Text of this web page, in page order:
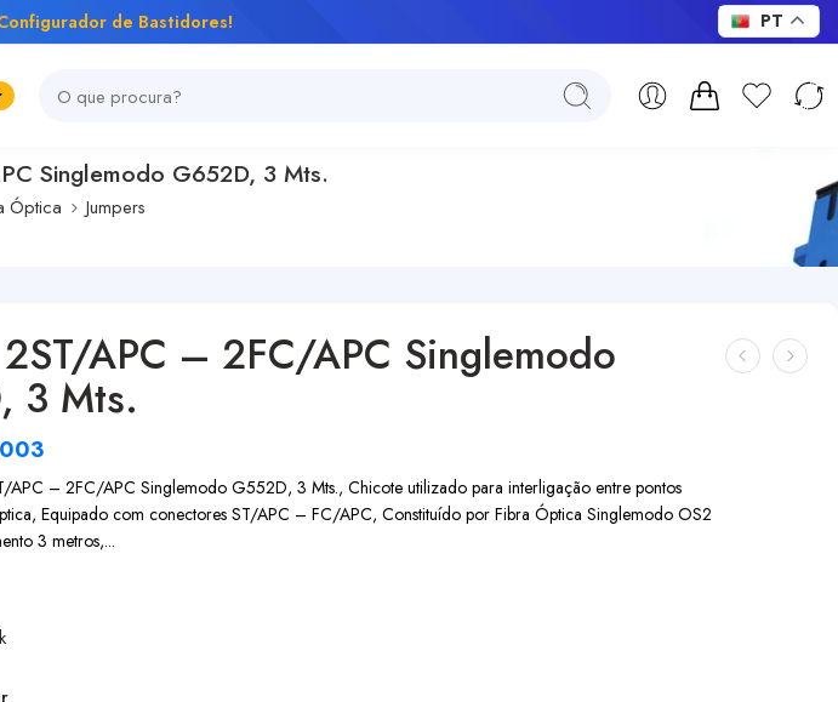
de Bastidores!
Singlemodo G652D, 3 Mts.
Óptica Jumpers
2ST/APC – 2FC/APC Singlemodo
3 Mts.
APC – 2FC/APC Singlemodo G552D, 3 Mts., Chicote utilizado para interligação entre pontos
Equipado com conectores ST/APC – FC/APC, Constituído por Fibra Óptica Singlemodo OS2
3 metros,...
PT